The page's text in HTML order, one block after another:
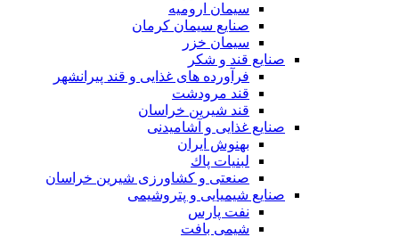
سیمان ارومیه
صنایع سیمان کرمان
سیمان خزر
صنایع قند و شکر
فرآورده های غذایی و قند پیرانشهر
قند مرودشت
قند شیرین خراسان
صنایع غذايی و آشاميدنی
بهنوش ایران
لبنيات پاك
صنعتی و کشاورزی شیرین خراسان
صنایع شیمیایی و پتروشیمی
نفت پارس
شیمی بافت